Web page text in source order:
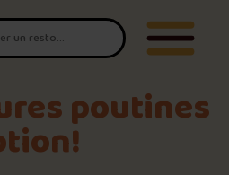
Ouvrir/
T'es un vrai
amateur de poutine?
Noter une poutine!
poutines